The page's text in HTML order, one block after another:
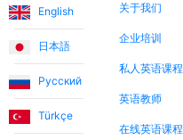
English
日本語
Русский
Türkçe
关于我们
企业培训
私人英语课程
英语教师
在线英语课程